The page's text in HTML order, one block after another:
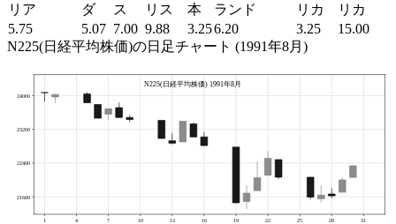
リア
ダ
ス
リス
本
ランド
リカ
リカ
5.75
5.07 7.00 9.88 3.256.20 3.25
15.00
N225(日経平均株価)の日足チャート (1991年8月)